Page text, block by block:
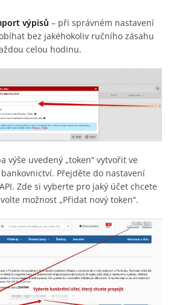
výpisů – při správném nastavení
bez jakéhokoliv ručního zásahu
celou hodinu.
výše uvedený „token“ vytvořit ve
Přejděte do nastavení
Zde si vyberte pro jaký účet chcete
možnost „Přidat nový token“.